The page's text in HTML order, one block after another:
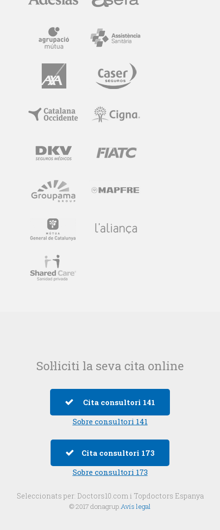
Sol·liciti la seva cita online
Cita consultori 141
Sobre consultori 141
Cita consultori 173
Sobre consultori 173
Seleccionats per: Doctors10.com i Topdoctors Espanya
© 2017 donagrup.Avís legal